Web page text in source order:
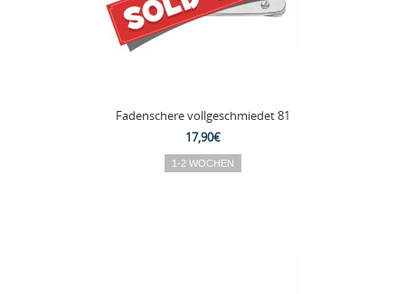
Fadenschere vollgeschmiedet 81
17,90€